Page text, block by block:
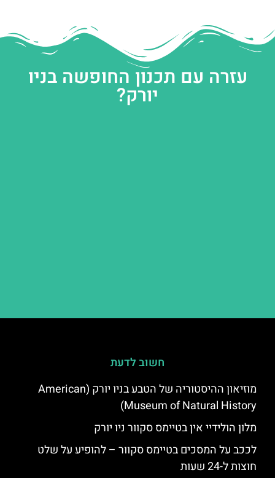
עזרה עם תכנון החופשה בניו
יורק?
חשוב לדעת
מוזיאון ההיסטוריה של הטבע בניו יורק (American
Museum of Natural History)
מלון הולידיי אין בטיימס סקוור ניו יורק
לככב על המסכים בטיימס סקוור – להופיע על שלט
חוצות ל-24 שעות